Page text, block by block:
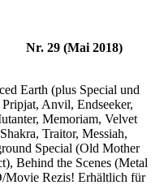
Nr. 29 (Mai 2018)
Earth (plus Special und
Anvil, Endseeker,
Memoriam, Velvet
Traitor, Messiah,
Special (Old Mother
Behind the Scenes (Metal
Movie Rezis! Erhältlich für